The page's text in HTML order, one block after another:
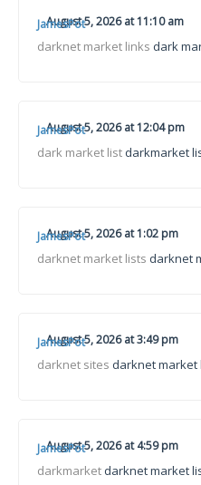
JamesPot
August 5, 2026 at 11:10 am
darknet market links dark
JamesPot
August 5, 2026 at 12:04 pm
dark market listdarkmarket
JamesPot
August 5, 2026 at 1:02 pm
darknet market lists darknet
JamesPot
August 5, 2026 at 3:49 pm
darknet sites darknet market
JamesPot
August 5, 2026 at 4:59 pm
darkmarketdarknet market